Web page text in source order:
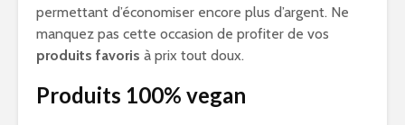
permettant d’économiser encore plus d’argent. Ne
manquez pas cette occasion de profiter de vos
produits favoris à prix tout doux.
Produits 100% vegan